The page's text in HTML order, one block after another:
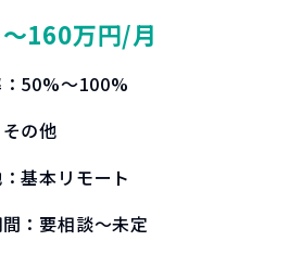
〜160万円/月
50%〜100%
その他
基本リモート
： 要相談～未定